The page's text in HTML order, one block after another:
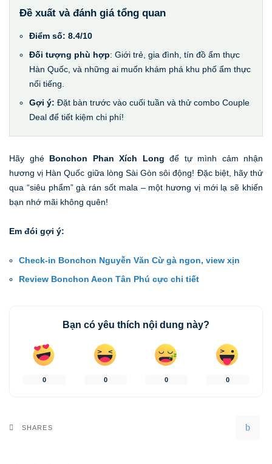
Đề xuất và đánh giá tổng quan
Điểm số: 8.4/10
Đối tượng phù hợp: Giới trẻ, gia đình, tín đồ ẩm thực
Hàn Quốc, và những ai muốn khám phá khu phố ẩm thực
nổi tiếng.
Gợi ý: Đặt bàn trước vào cuối tuần và thử combo Couple
Deal để tiết kiệm chi phí!
Hãy ghé Bonchon Phan Xích Long để tự mình cảm nhận
hương vị Hàn Quốc giữa lòng Sài Gòn sôi động! Đặc biệt, hãy thử
qua “siêu phẩm” gà rán sốt mala – một hương vị mới lạ sẽ khiến
bạn nhớ mãi không quên!
Em đói gợi ý:
Check-in Bonchon Nguyễn Văn Cừ gà ngon, view xịn
Review Bonchon Aeon Tân Phú cực chi tiết
Bạn có yêu thích nội dung này?
0 0 0 0
SHARES